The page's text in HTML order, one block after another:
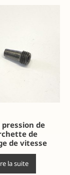
pression de
de
de vitesse
la suite